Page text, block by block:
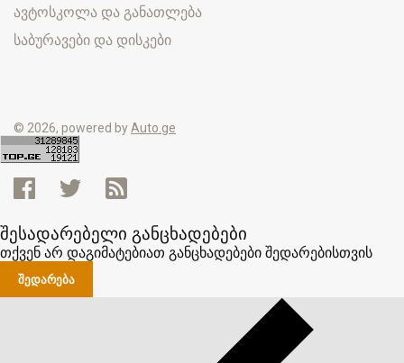
ავტოსკოლა და განათლება
საბურავები და დისკები
© 2026, powered byAuto.ge
შესადარებელი განცხადებები
თქვენ არ დაგიმატებიათ განცხადებები შედარებისთვის
ᲨᲔᲓᲐᲠᲔᲑᲐ